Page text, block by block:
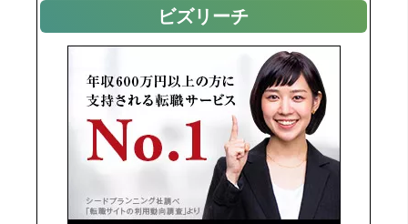
ビズリーチ